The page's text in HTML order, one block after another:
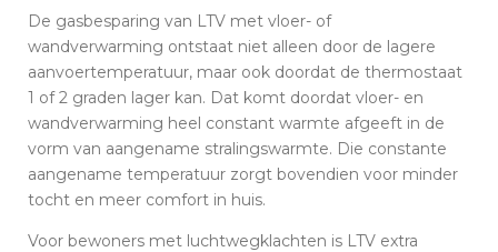
De gasbesparing van LTV met vloer- of
wandverwarming ontstaat niet alleen door de lagere
aanvoertemperatuur, maar ook doordat de thermostaat
1 of 2 graden lager kan. Dat komt doordat vloer- en
wandverwarming heel constant warmte afgeeft in de
vorm van aangename stralingswarmte. Die constante
aangename temperatuur zorgt bovendien voor minder
tocht en meer comfort in huis.
Voor bewoners met luchtwegklachten is LTV extra